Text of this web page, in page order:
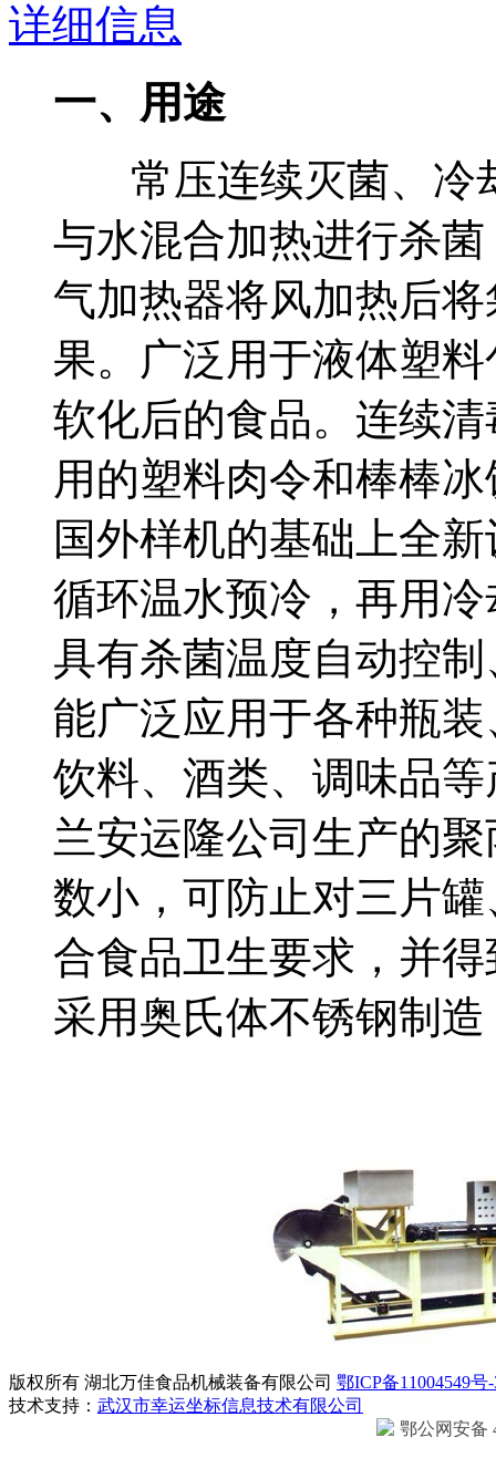
详细信息
一、用途
常压连续灭菌、冷
与水混合加热进行杀
气加热器将风加热后
果。广泛用于液体塑
软化后的食品。连续
用的塑料肉令和棒棒
国外样机的基础上全
循环温水预冷，再用
具有杀菌温度自动控
能广泛应用于各种瓶
饮料、酒类、调味品
兰安运隆公司生产的
数小，可防止对三片
合食品卫生要求，并
采用奥氏体不锈钢制
版权所有 湖北万佳食品机械装备有限公司 鄂ICP备11004549号
技术支持： 武汉市幸运坐标信息技术有限公司
鄂公网安备